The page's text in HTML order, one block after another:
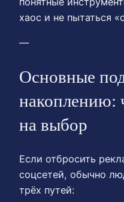
хаос и не пытаться
—
Основные
накоплению:
на выбор
Если отбросить
соцсетей, обычно
трёх путей: